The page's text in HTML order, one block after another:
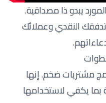
يبدو ذا مصداقية.
النقدي وعملائك
مشتريات ضخم. إنها
بما يكفي لاستخدامها